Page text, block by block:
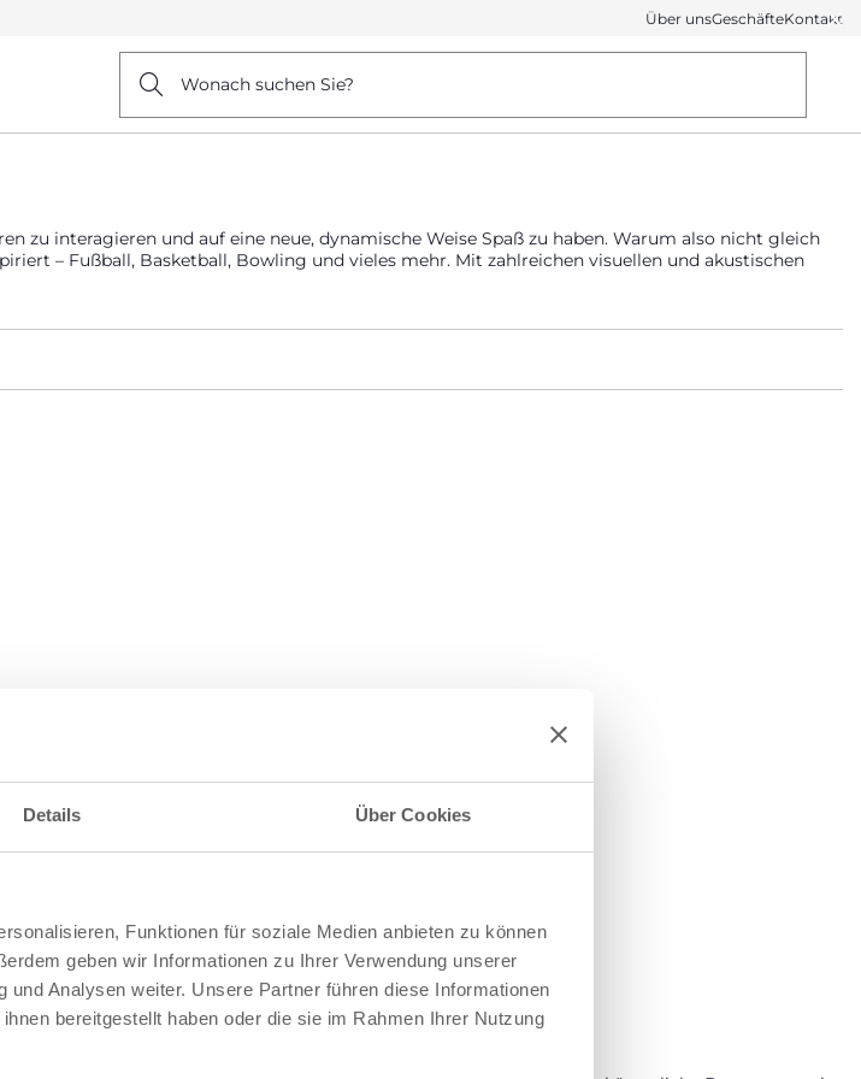
Details Über Cookies
Funktionen für soziale Medien anbieten zu können
geben wir Informationen zu Ihrer Verwendung unserer
Analysen weiter. Unsere Partner führen diese Informationen
bereitgestellt haben oder die sie im Rahmen Ihrer Nutzung
Über unsGeschäfteKontakt
Wonach suchen Sie?
zu interagieren und auf eine neue, dynamische Weise Spaß zu haben. Warum also nicht gleich
– Fußball, Basketball, Bowling und vieles mehr. Mit zahlreichen visuellen und akustischen